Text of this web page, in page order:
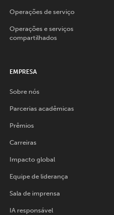
Operações de serviço
Operações e serviços
compartilhados
EMPRESA
Sobre nós
Parcerias acadêmicas
Prêmios
Carreiras
Impacto global
Equipe de liderança
Sala de imprensa
IA responsável